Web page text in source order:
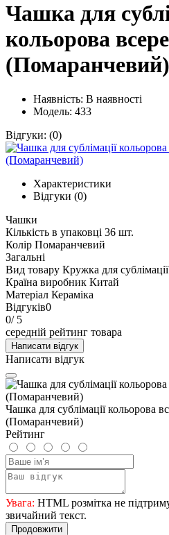
Чашка для
кольорова
(Помаранчевий)
Наявність: В наявності
Модель: 433
Відгуки: (0)
Характеристики
Відгуки (0)
Чашки
Кількість в упаковці 36 шт.
Колір Помаранчевий
Загальні
Вид товару Кружка для сублімації
Країна виробник Китай
Матеріал Кераміка
Відгуків0
0/ 5
середній рейтинг товара
Написати відгук
Написати відгук
Чашка для сублімації кольорова
(Помаранчевий)
Рейтинг
Увага: HTML розмітка не
звичайний текст.
Продовжити